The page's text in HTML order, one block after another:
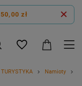
zł
TURYSTYKA Namioty